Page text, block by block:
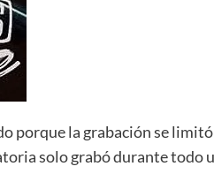
porque la grabación se
solo grabó durante todo